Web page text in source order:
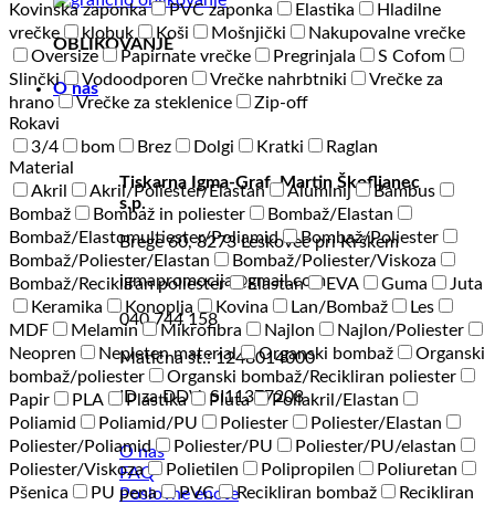
OBLIKOVANJE
O nas
Tiskarna Igma-Graf, Martin Škofljanec
s.p.
Brege 60, 8273 Leskovec pri Krškem
igmapromocija@gmail.com
040 744 158
Matična št.: 1248014000
ID za DDV: SI11377208
O nas
FAQ
Poslovne enote
Kovinska zaponka
PVC zaponka Elastika
Hladilne
vrečke
klobuk Koši Mošnjički
Nakupovalne vrečke
Oversize
Papirnate vrečke Pregrinjala
S Cofom
Slinčki
Vodoodporen Vrečke nahrbtniki
Vrečke za
hrano
Vrečke za steklenice
Zip-off
Rokavi
3/4
bom Brez Dolgi Kratki
Raglan
Material
Akril
Akril/Poliester/Elastan Aluminij
Bambus
Bombaž
Bombaž in poliester
Bombaž/Elastan
Bombaž/Elastomultiester/Poliamid
Bombaž/Poliester
Bombaž/Poliester/Elastan
Bombaž/Poliester/Viskoza
Bombaž/Recikliran poliester
Elastan EVA Guma
Juta
Keramika
Konoplja Kovina Lan/Bombaž
Les
MDF
Melamin Mikrofibra Najlon
Najlon/Poliester
Neopren
Nepleten material Organski bombaž
Organski
bombaž/poliester
Organski bombaž/Recikliran poliester
Papir
PLA Plastika Pluta
Poliakril/Elastan
Poliamid
Poliamid/PU Poliester
Poliester/Elastan
Poliester/Poliamid
Poliester/PU
Poliester/PU/elastan
Poliester/Viskoza
Polietilen Polipropilen
Poliuretan
Pšenica
PU pena PVC Recikliran bombaž
Recikliran